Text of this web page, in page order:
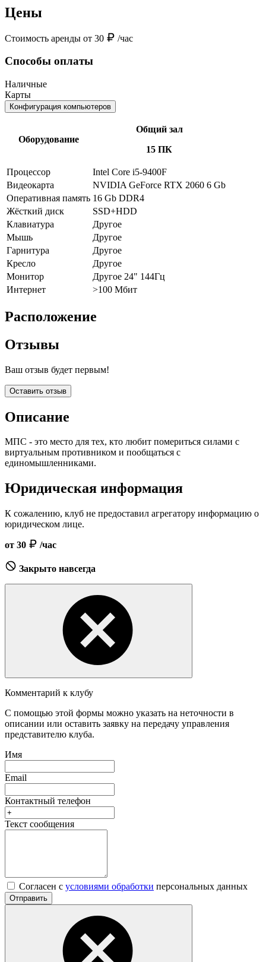
Цены
Стоимость аренды от 30 /час
Способы оплаты
Наличные
Карты
Конфигурация компьютеров
Оборудование
Общий зал
15 ПК
Процессор
Intel Core i5-9400F
Видеокарта
NVIDIA GeForce RTX 2060 6 Gb
Оперативная память 16 Gb DDR4
Жёсткий диск
SSD+HDD
Клавиатура
Другое
Мышь
Другое
Гарнитура
Другое
Кресло
Другое
Монитор
Другое 24" 144Гц
Интернет
>100 Мбит
Расположение
Отзывы
Ваш отзыв будет первым!
Оставить отзыв
Описание
МПС - это место для тех, кто любит помериться силами с
виртуальным противником и пообщаться с
единомышленниками.
Юридическая информация
К сожалению, клуб не предоставил агрегатору информацию о
юридическом лице.
от 30 /час
Закрыто навсегда
Комментарий к клубу
С помощью этой формы можно указать на неточности в
описании или оставить заявку на передачу управления
представителю клуба.
Имя
Email
Контактный телефон
Текст сообщения
Согласен с условиями обработки персональных данных
Отправить